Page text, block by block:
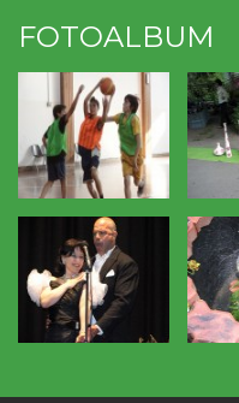
FOTOALBUM